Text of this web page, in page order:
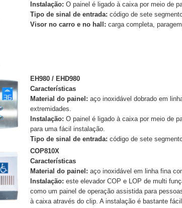
Instalação: O painel é ligado à caixa por meio de
Tipo de sinal de entrada: código de sete
Visor no carro e no hall: carga completa,
EH980 / EHD980
Características
Material do painel: aço inoxidável dobrado em
extremidades.
Instalação: O painel é ligado à caixa por meio de
para uma fácil instalação.
Tipo de sinal de entrada: código de sete
COP810X
Características
Material do painel: aço inoxidável em linha fina
Instalação: este elevador COP e LOP de multi
como um painel de operação assistida para
à caixa através do clip. A instalação é bastante